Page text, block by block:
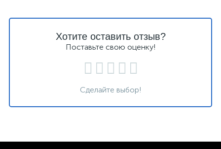
Хотите оставить отзыв?
Поставьте свою оценку!
Сделайте выбор!